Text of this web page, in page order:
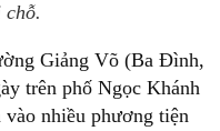
Giảng Võ (Ba Đình,
trên phố Ngọc Khánh
nhiều phương tiện